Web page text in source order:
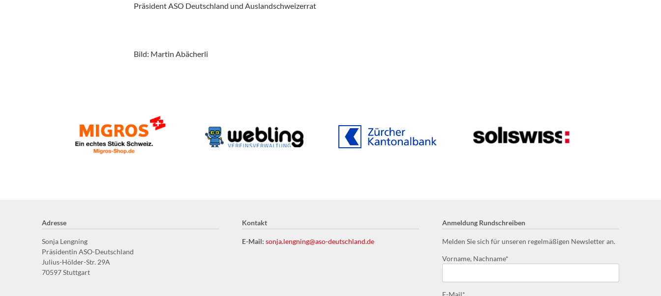
Präsident ASO Deutschland und Auslandschweizerrat
Bild: Martin Abächerli
Adresse
Sonja Lengning
Präsidentin ASO-Deutschland
Julius-Hölder-Str. 29A
70597 Stuttgart
Kontakt
E-Mail: sonja.lengning@aso-deutschland.de
Anmeldung Rundschreiben
Melden Sie sich für unseren regelmäßigen Newsletter an.
Pflichtfeld
Vorname, Nachname*
Pflichtfeld
E-Mail*